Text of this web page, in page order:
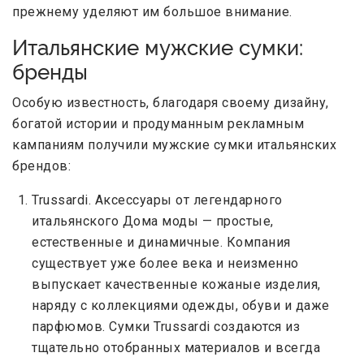
прежнему уделяют им большое внимание.
Итальянские мужские сумки:
бренды
Особую известность, благодаря своему дизайну,
богатой истории и продуманным рекламным
кампаниям получили мужские сумки итальянских
брендов:
Trussardi. Аксессуары от легендарного
итальянского Дома моды — простые,
естественные и динамичные. Компания
существует уже более века и неизменно
выпускает качественные кожаные изделия,
наряду с коллекциями одежды, обуви и даже
парфюмов. Сумки Trussardi создаются из
тщательно отобранных материалов и всегда